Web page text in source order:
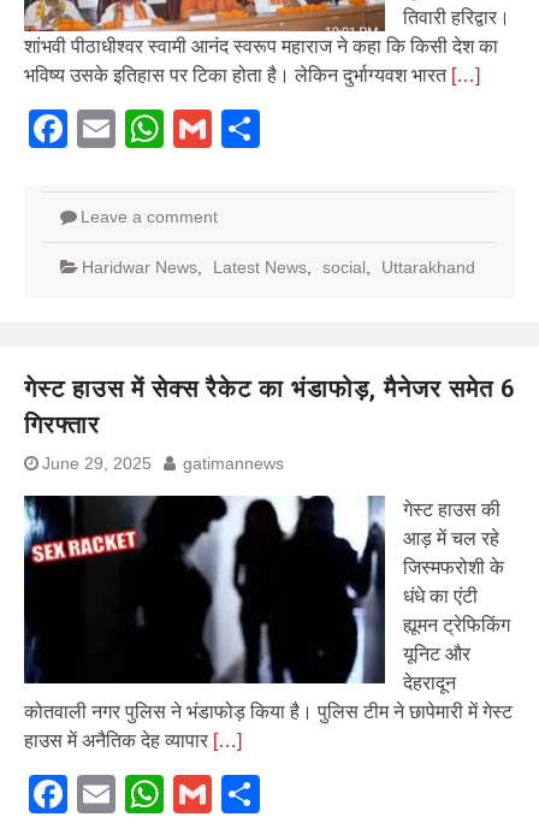
तिवारी हरिद्वार।
शांभवी पीठाधीश्वर स्वामी आनंद स्वरूप महाराज ने कहा कि किसी देश का
भविष्य उसके इतिहास पर टिका होता है। लेकिन दुर्भाग्यवश भारत […]
Facebook
EmailWhatsApp
Gmail
Leave a comment
Haridwar News Latest News social Uttarakhand
गेस्ट हाउस में सेक्स रैकेट का भंडाफोड़, मैनेजर समेत 6
गिरफ्तार
June 29, 2025 gatimannews
गेस्ट हाउस की
आड़ में चल रहे
जिस्मफरोशी के
धंधे का एंटी
ह्यूमन ट्रेफिकिंग
यूनिट और
देहरादून
कोतवाली नगर पुलिस ने भंडाफोड़ किया है। पुलिस टीम ने छापेमारी में गेस्ट
हाउस में अनैतिक देह व्यापार […]
Facebook
EmailWhatsApp
Gmail